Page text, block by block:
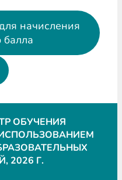
начисления
балла
ОБУЧЕНИЯ
2026 Г.